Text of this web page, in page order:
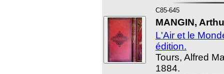
C85-645
MANGIN,
L'Air et le
édition.
Tours, Alfred
1884.